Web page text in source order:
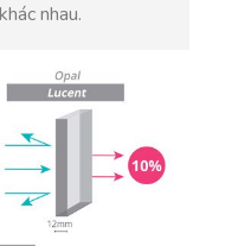
nhau.